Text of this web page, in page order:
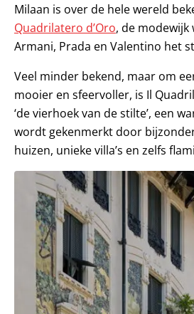
Milaan is over de hele wereld
Quadrilatero d’Oro, de modewijk
Armani, Prada en Valentino het
Veel minder bekend, maar om
mooier en sfeervoller, is Il
‘de vierhoek van de stilte’, een
wordt gekenmerkt door
huizen, unieke villa’s en zelfs